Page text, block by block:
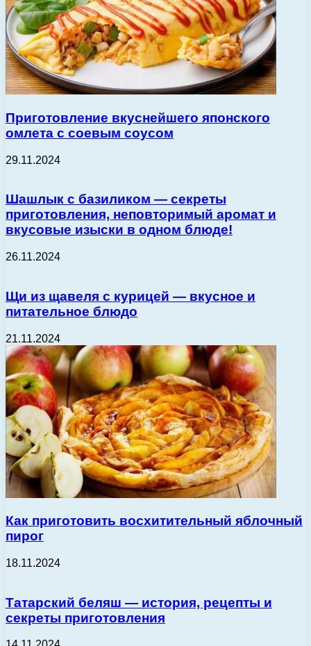
Приготовление вкуснейшего японского
омлета с соевым соусом
29.11.2024
Шашлык с базиликом — секреты
приготовления, неповторимый аромат и
вкусовые изыски в одном блюде!
26.11.2024
Щи из щавеля с курицей — вкусное и
питательное блюдо
21.11.2024
Как приготовить восхитительный яблочный
пирог
18.11.2024
Татарский беляш — история, рецепты и
секреты приготовления